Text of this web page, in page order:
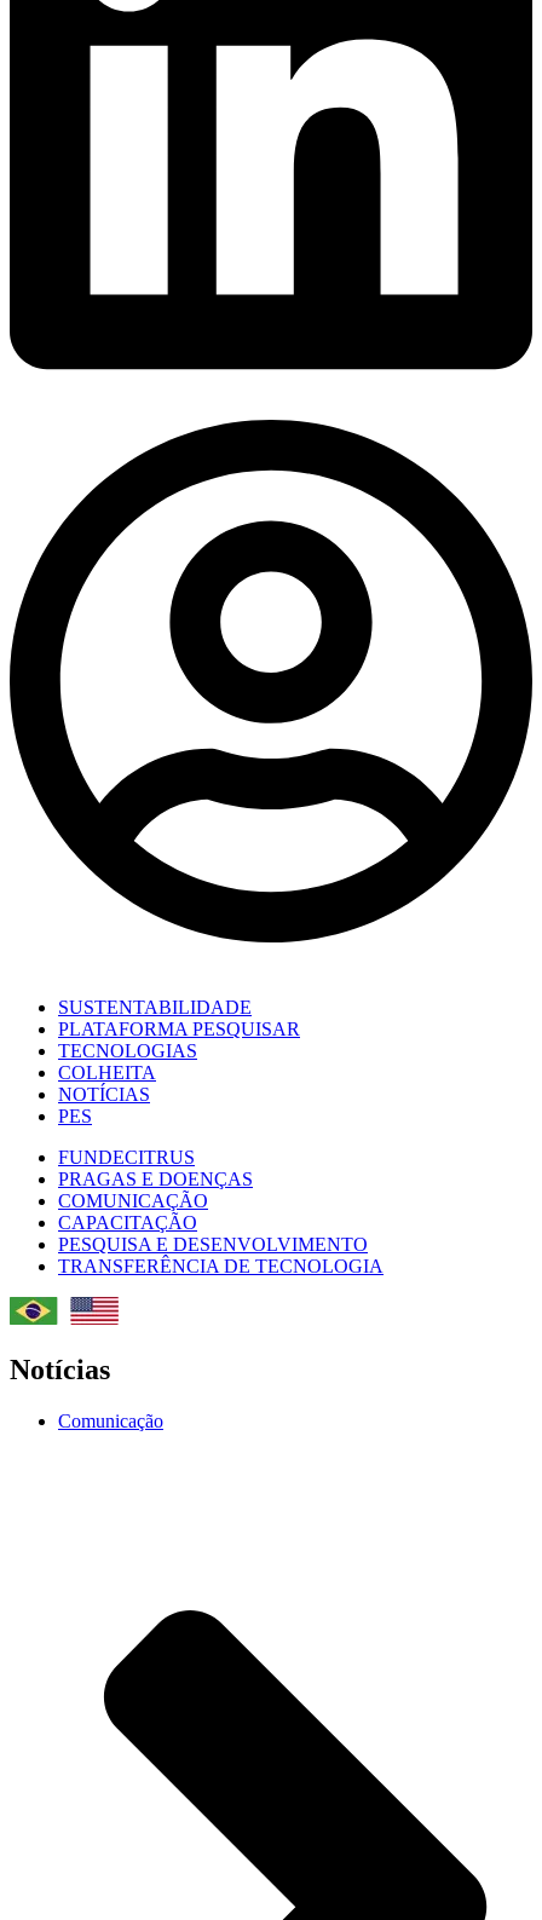
SUSTENTABILIDADE
PLATAFORMA PESQUISAR
TECNOLOGIAS
COLHEITA
NOTÍCIAS
PES
FUNDECITRUS
PRAGAS E DOENÇAS
COMUNICAÇÃO
CAPACITAÇÃO
PESQUISA E DESENVOLVIMENTO
TRANSFERÊNCIA DE TECNOLOGIA
Notícias
Comunicação